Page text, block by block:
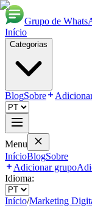
Grupo de
Início
Categorias
BlogSobre
Menu
InícioBlogSobre
Adicionar grupo
Idioma:
Início/Marketing